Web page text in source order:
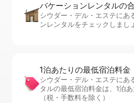
バケーションレ⁠ン⁠タ⁠ル⁠の
シウダー・デル・エステにあ
ンレンタルをチェックしまし
1泊あたりの最⁠低⁠宿⁠泊⁠料⁠金
シウダー・デル・エステにあ
タルの最低宿泊料金は、1泊
（税・手数料を除く）